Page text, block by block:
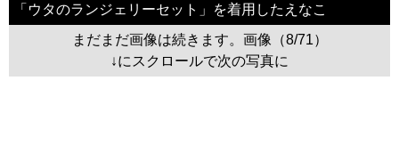
「ウタのランジェリーセット」を着用したえなこ
まだまだ画像は続きます。画像（8/71）
↓にスクロールで次の写真に